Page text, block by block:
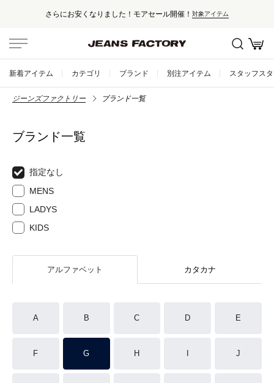
さらにお安くなりました！モアセール開催！ 対象アイテム
新着アイテム カテゴリ ブランド 別注アイテム スタッフス
ジーンズファクトリー ブランド一覧
ブランド一覧
指定なし
MENS
LADYS
KIDS
アルファベット カタカナ
A B C D E
F G H J